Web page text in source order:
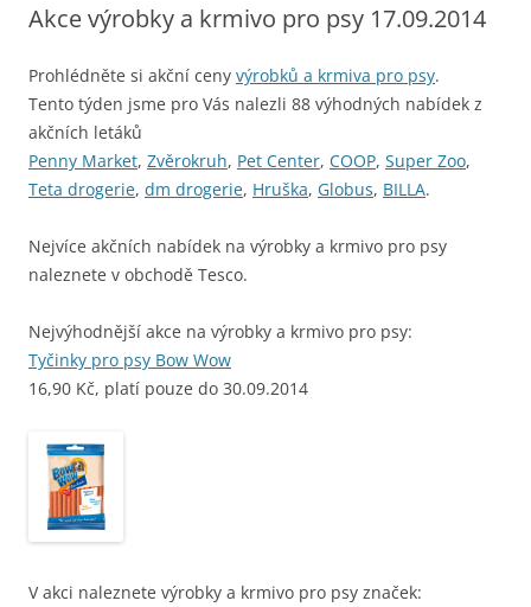
Akce výrobky a krmivo pro psy 17.09.2014
Prohlédněte si akční ceny výrobků a krmiva pro psy.
Tento týden jsme pro Vás nalezli 88 výhodných nabídek z
akčních letáků
Penny Market, Zvěrokruh, Pet Center, COOP, Super Zoo,
Teta drogerie, dm drogerie, Hruška, Globus, BILLA.
Nejvíce akčních nabídek na výrobky a krmivo pro psy
naleznete v obchodě Tesco.
Nejvýhodnější akce na výrobky a krmivo pro psy:
Tyčinky pro psy Bow Wow
16,90 Kč, platí pouze do 30.09.2014
V akci naleznete výrobky a krmivo pro psy značek: